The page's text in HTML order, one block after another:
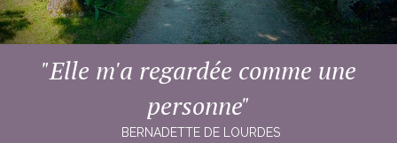
"Elle m'a regardée comme une
personne"
BERNADETTE DE LOURDES